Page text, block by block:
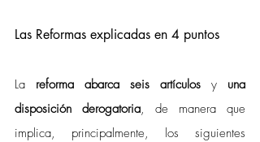
Las Reformas explicadas en 4 puntos
La reforma abarca seis artículos y una
disposición derogatoria, de manera que
implica, principalmente, los siguientes